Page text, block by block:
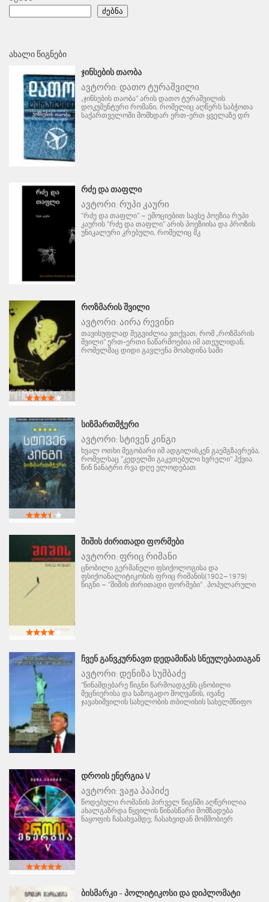
ძებნა
ᲐᲮᲐᲚᲘ ᲬᲘᲒᲜᲔᲑᲘ
ᲯᲘᲜᲡᲔᲑᲘᲡ ᲗᲐᲝᲑᲐ
ავტორი: დათო ტურაშვილი
„ჯინსების თაობა“ არის დათო ტურაშვილის
დოკუმენტური რომანი, რომელიც აღწერს საბჭოთა
საქართველოში მომხდარ ერთ-ერთ ყველაზე დრ
ᲠᲫᲔ ᲓᲐ ᲗᲐᲤᲚᲘ
ავტორი: რუპი კაური
"რძე და თაფლი" – ემოციებით სავსე პოეზია რუპი
კაურის "რძე და თაფლი" არის პოეზიისა და პროზის
უნიკალური კრებული, რომელიც მკ
ᲠᲝᲖᲛᲐᲠᲘᲡ ᲨᲕᲘᲚᲘ
ავტორი: აირა რევინი
თავისუფლად შეგვიძლია ვთქვათ, რომ „როზმარის
შვილი" ერთ-ერთი ნაწარმოებია იმ ათეულიდან,
რომელმაც დიდი გავლენა მოახდინა საში
ᲡᲘᲖᲛᲐᲠᲗᲛᲭᲔᲠᲘ
ავტორი: სტივენ კინგი
ხვალ ოთხი მეგობარი იმ ადგილისკენ გაემგზავრება,
რომელსაც "კედელში გაკეთებული ხვრელი" ჰქვია.
წინ ნანატრი რვა დღე ელოდებათ.
ᲨᲘᲨᲘᲡ ᲫᲘᲠᲘᲗᲐᲓᲘ ᲤᲝᲠᲛᲔᲑᲘ
ავტორი: ფრიც რიმანი
ცნობილი გერმანელი ფსიქოლოგისა და
ფსიქოანალიტიკოსის ფრიც რიმანის(1902–1979)
წიგნი – "შიშის ძირითადი ფორმები" . პოპულარული
ᲩᲕᲔᲜ ᲒᲐᲜᲕᲙᲣᲠᲜᲐᲕᲗ ᲓᲔᲓᲐᲛᲘᲬᲐᲡ ᲡᲜᲔᲣᲚᲔᲑᲐᲗᲐᲒᲐᲜ
ავტორი: დენიზა სუმბაძე
"წინამდებარე წიგნი წარმოადგენს ცნობილი
მეცნიერისა და საზოგადო მოღვაწის, ივანე
ჯავახიშვილის სახელობის თბილისის სახელმწიფო
ᲓᲠᲝᲘᲡ ᲔᲜᲔᲠᲒᲘᲐ V
ავტორი: ვაჟა პაპიძე
წოდებული რომანის პირველ წიგნში აღწერილია
ახალგაზრდა წყვილის წინასწარი მომზადება
ნაყოფის ჩასახვამდე; ჩასახვიდან მომშობიერ
ᲑᲘᲡᲛᲐᲠᲙᲘ - ᲞᲝᲚᲘᲢᲘᲙᲝᲡᲘ ᲓᲐ ᲓᲘᲞᲚᲝᲛᲐᲢᲘ